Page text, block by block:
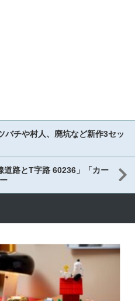
バチや村人、廃坑など新作3セッ
道路とT字路 60236」「カー